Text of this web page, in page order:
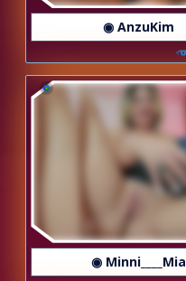
◉ AnzuKim
◉ Minni____Mia